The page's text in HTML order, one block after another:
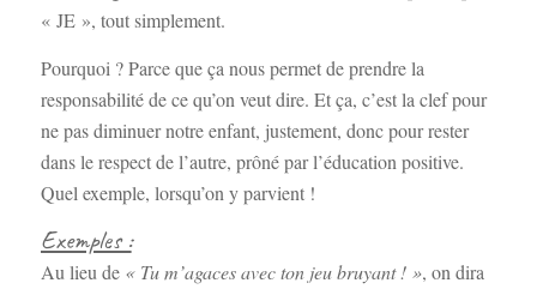
« JE », tout simplement.
Pourquoi ? Parce que ça nous permet de prendre la
responsabilité de ce qu’on veut dire. Et ça, c’est la clef pour
ne pas diminuer notre enfant, justement, donc pour rester
dans le respect de l’autre, prôné par l’éducation positive.
Quel exemple, lorsqu’on y parvient !
Exemples :
Au lieu de « Tu m’agaces avec ton jeu bruyant ! », on dira